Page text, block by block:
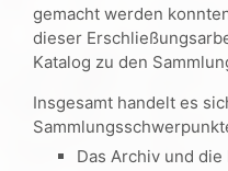
gemacht werden
dieser
Katalog zu den
Insgesamt handelt es
Das Archiv und